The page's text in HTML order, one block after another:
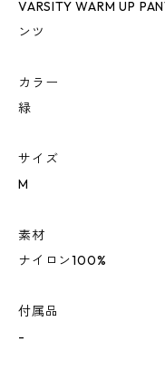
VARSITY WARM UP
ンツ
カラー
緑
サイズ
M
素材
ナイロン100%
付属品
-